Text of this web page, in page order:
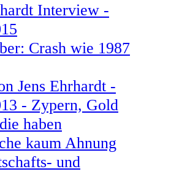
Interview -
Crash wie 1987
Jens Ehrhardt -
- Zypern, Gold
haben
kaum Ahnung
und